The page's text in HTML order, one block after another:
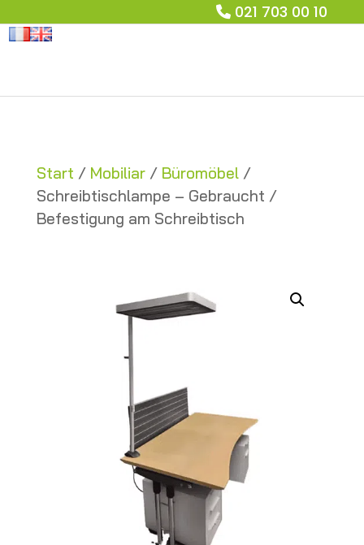
021 703 00 10
Start / Mobiliar/ Büromöbel/
Schreibtischlampe – Gebraucht /
Befestigung am Schreibtisch